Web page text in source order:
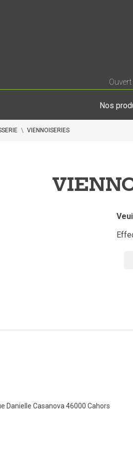
Nos
VIENNOISERIES
Danielle Casanova 46000 Cahors